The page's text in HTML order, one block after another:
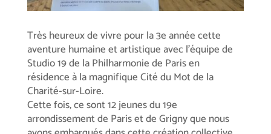
Très heureux de vivre pour la 3e année cette
aventure humaine et artistique avec l’équipe de
Studio 19 de la Philharmonie de Paris en
résidence à la magnifique Cité du Mot de la
Charité-sur-Loire.
Cette fois, ce sont 12 jeunes du 19e
arrondissement de Paris et de Grigny que nous